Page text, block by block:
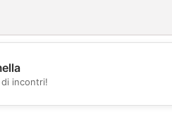
incontri!